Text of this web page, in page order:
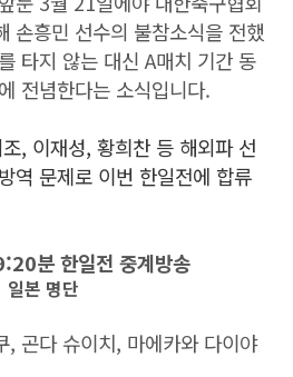
손흥민 선수의 불참소식을 전했
타지 않는 대신 A매치 기간 동
전념한다는 소식입니다.
, 이재성, 황희찬 등 해외파 선
역 문제로 이번 한일전에 합류
분 한일전 중계방송
일본 명단
, 곤다 슈이치, 마에카와 다이야